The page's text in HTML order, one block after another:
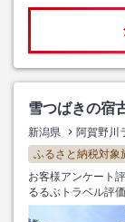
雪つばきの宿
新潟県 阿賀野川
ふるさと納税対象
お客様アンケート
るるぶトラベル評価